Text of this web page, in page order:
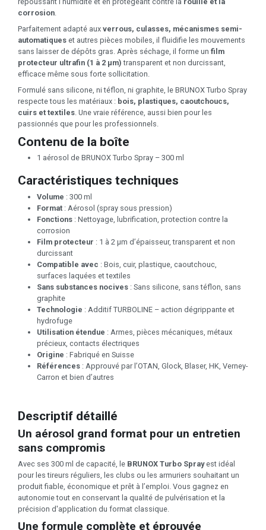
corrosion
Parfaitement adapté aux verrous, culasses, mécanismes semi-
automatiques et autres pièces mobiles, il fluidifie les mouvements
sans laisser de dépôts gras. Après séchage, il forme un film
protecteur ultrafin (1 à 2 µm) transparent et non durcissant,
efficace même sous forte sollicitation.
Formulé sans silicone, ni téflon, ni graphite, le BRUNOX Turbo Spray
respecte tous les matériaux : bois, plastiques, caoutchoucs,
cuirs et textiles . Une vraie référence, aussi bien pour les
passionnés que pour les professionnels.
Contenu de la boîte
1 aérosol de BRUNOX Turbo Spray – 300 ml
Caractéristiques techniques
Volume : 300 ml
Format : Aérosol (spray sous pression)
Fonctions : Nettoyage, lubrification, protection contre la
corrosion
Film protecteur : 1 à 2 µm d’épaisseur, transparent et non
durcissant
Compatible avec : Bois, cuir, plastique, caoutchouc,
surfaces laquées et textiles
Sans substances nocives : Sans silicone, sans téflon, sans
graphite
Technologie : Additif TURBOLINE – action dégrippante et
hydrofuge
Utilisation étendue : Armes, pièces mécaniques, métaux
précieux, contacts électriques
Origine : Fabriqué en Suisse
Références : Approuvé par l’OTAN, Glock, Blaser, HK, Verney-
Carron et bien d’autres
Descriptif détaillé
Un aérosol grand format pour un entretien
sans compromis
Avec ses 300 ml de capacité, le BRUNOX Turbo Sprayest idéal
pour les tireurs réguliers, les clubs ou les armuriers souhaitant un
produit fiable, économique et prêt à l’emploi. Vous gagnez en
autonomie tout en conservant la qualité de pulvérisation et la
précision d'application du format classique.
Une formule complète et éprouvée